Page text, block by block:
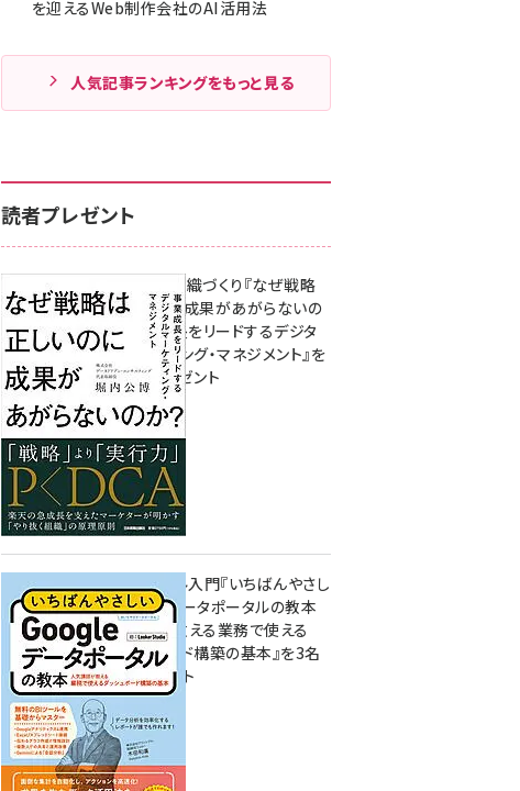
を迎えるWeb制作会社のAI活用法
人気記事ランキングをもっと見る
読者プレゼント
成果を生む組織づくり『なぜ戦略
は正しいのに成果があがらないの
か？ 事業成長をリードするデジタ
ルマーケティング・マネジメント』を
3名様にプレゼント
8月7日 10:00
無料BIツール入門『いちばんやさし
いGoogleデータポータルの教本
人気講師が教える業務で使える
ダッシュボード構築の基本』を3名
様にプレゼント
7月31日 10:00